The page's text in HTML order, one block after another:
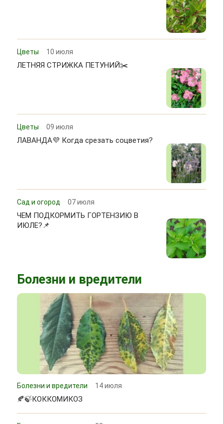
Цветы 10 июля
ЛЕТНЯЯ СТРИЖКА ПЕТУНИЙ✂️
Цветы 09 июля
ЛАВАНДА💜 Когда срезать соцветия?
Сад и огород 07 июля
ЧЕМ ПОДКОРМИТЬ ГОРТЕНЗИЮ В
ИЮЛЕ?📌
Болезни и вредители
Болезни и вредители 14 июля
🍂🍃КОККОМИКОЗ